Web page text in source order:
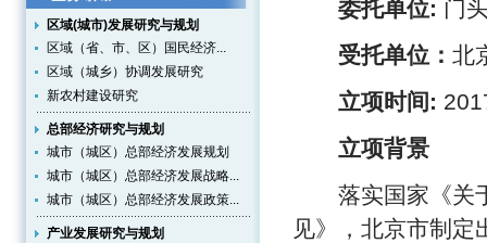
区域(城市)发展研究与规划
区域（省、市、区）国民经济...
区域（城乡）协调发展研究
新农村建设研究
总部经济研究与规划
城市（城区）总部经济发展规划
城市（城区）总部经济发展战略...
城市（城区）总部经济发展政策...
产业发展研究与规划
委托单位: 门
受托单位： 北
立项时间:
立项背景
落实国家《关于
见》，北京市制定